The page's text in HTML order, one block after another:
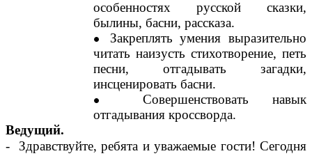
особенностях русской сказки,
былины, басни, рассказа.
Закреплять умения выразительно
читать наизусть стихотворение, петь
песни, отгадывать загадки,
инсценировать басни.
Совершенствовать навык
отгадывания кроссворда.
Ведущий.
- Здравствуйте, ребята и уважаемые гости! Сегодня